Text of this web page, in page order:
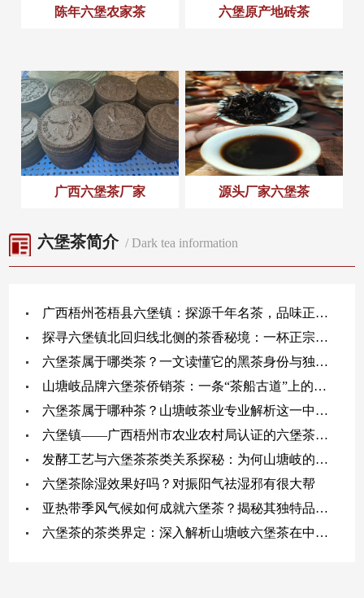
陈年六堡农家茶 六堡原产地砖茶
广西六堡茶厂家 源头厂家六堡茶
六堡茶简介/ Dark tea information
广西梧州苍梧县六堡镇：探源千年名茶，品味正宗六堡茶的原乡魅力
探寻六堡镇北回归线北侧的茶香秘境：一杯正宗六堡茶的诞生
六堡茶属于哪类茶？一文读懂它的黑茶身份与独特价值
山塘岐品牌六堡茶侨销茶：一条“茶船古道”上的南洋乡愁味
六堡茶属于哪种茶？山塘岐茶业专业解析这一中国黑茶珍品的独特魅力
六堡镇——广西梧州市农业农村局认证的六堡茶原产地，为何山塘岐能成为其品质典范？
发酵工艺与六堡茶茶类关系探秘：为何山塘岐的窖藏陈化是品质关键？
六堡茶除湿效果好吗？对振阳气祛湿邪有很大帮
亚热带季风气候如何成就六堡茶？揭秘其独特品质的天然密码
六堡茶的茶类界定：深入解析山塘岐六堡茶在中国茶谱系的正宗地位